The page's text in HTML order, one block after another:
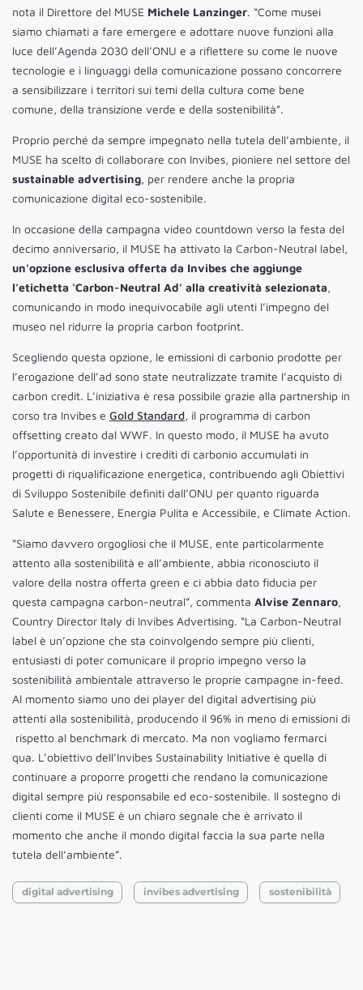
nota il Direttore del MUSE Michele Lanzinger. “Come musei
siamo chiamati a fare emergere e adottare nuove funzioni alla
luce dell’Agenda 2030 dell’ONU e a riflettere su come le nuove
tecnologie e i linguaggi della comunicazione possano concorrere
a sensibilizzare i territori sui temi della cultura come bene
comune, della transizione verde e della sostenibilità”.
Proprio perché da sempre impegnato nella tutela dell’ambiente, il
MUSE ha scelto di collaborare con Invibes, pioniere nel settore del
sustainable advertising, per rendere anche la propria
comunicazione digital eco-sostenibile.
In occasione della campagna video countdown verso la festa del
decimo anniversario, il MUSE ha attivato la Carbon-Neutral label,
un’opzione esclusiva offerta da Invibes che aggiunge
l’etichetta ‘Carbon-Neutral Ad’ alla creatività selezionata,
comunicando in modo inequivocabile agli utenti l’impegno del
museo nel ridurre la propria carbon footprint.
Scegliendo questa opzione, le emissioni di carbonio prodotte per
l’erogazione dell’ad sono state neutralizzate tramite l’acquisto di
carbon credit. L’iniziativa è resa possibile grazie alla partnership in
corso tra Invibes e Gold Standard, il programma di carbon
offsetting creato dal WWF. In questo modo, il MUSE ha avuto
l’opportunità di investire i crediti di carbonio accumulati in
progetti di riqualificazione energetica, contribuendo agli Obiettivi
di Sviluppo Sostenibile definiti dall’ONU per quanto riguarda
Salute e Benessere, Energia Pulita e Accessibile, e Climate Action.
“Siamo davvero orgogliosi che il MUSE, ente particolarmente
attento alla sostenibilità e all’ambiente, abbia riconosciuto il
valore della nostra offerta green e ci abbia dato fiducia per
questa campagna carbon-neutral”, commenta Alvise Zennaro,
Country Director Italy di Invibes Advertising. “La Carbon-Neutral
label è un’opzione che sta coinvolgendo sempre più clienti,
entusiasti di poter comunicare il proprio impegno verso la
sostenibilità ambientale attraverso le proprie campagne in-feed.
Al momento siamo uno dei player del digital advertising più
attenti alla sostenibilità, producendo il 96% in meno di emissioni di
rispetto al benchmark di mercato. Ma non vogliamo fermarci
qua. L’obiettivo dell’Invibes Sustainability Initiative è quella di
continuare a proporre progetti che rendano la comunicazione
digital sempre più responsabile ed eco-sostenibile. Il sostegno di
clienti come il MUSE è un chiaro segnale che è arrivato il
momento che anche il mondo digital faccia la sua parte nella
tutela dell’ambiente”.
digital advertising invibes advertising sostenibilità